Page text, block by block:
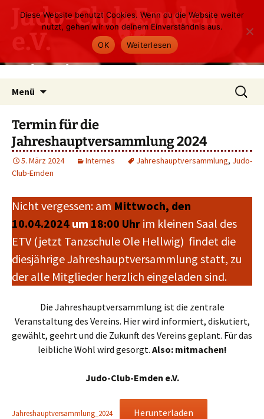
Inhalt
springen
Judo-Club Emden
e.V.
Judo und Ju-Jutsu
Menü
Suchen
nach:
Termin für die
Jahreshauptversammlung 2024
5. März 2024 Internes Jahreshauptversammlung, Judo-
Club-Emden
Nicht vergessen: am Mittwoch, den
10.04.2024 um 18:00 Uhr im kleinen Saal des
ETV (jetzt Tanzschule Ole Hellwig) findet die
diesjährige Jahreshauptversammlung statt, zu
der alle Mitglieder herzlich eingeladen sind.
Die Jahreshauptversammlung ist die zentrale
Veranstaltung des Vereins. Hier wird informiert, diskutiert,
gewählt, geehrt und die Zukunft des Vereins geplant. Für das
leibliche Wohl wird gesorgt. Also: mitmachen!
Judo-Club-Emden e.V.
Jahreshauptversammlung_2024 Herunterladen
Diese Website benutzt Cookies. Wenn du die Website weiter
nutzt, gehen wir von deinem Einverständnis aus.
OK
Weiterlesen